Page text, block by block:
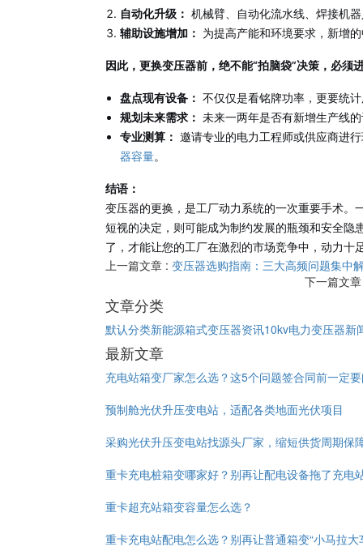
自动化升级： 机械臂、自动化流水线、焊接机
辅助设施增加： 为提高产能和环境要求，新增
因此，更换变压器前，绝不能“拍脑袋”决策，必须
盘点现有设备： 不仅仅是看铭牌功率，更要统
规划未来需求： 未来一两年是否有新增生产线
专业测算： 邀请专业的电力工程师或供应商进
器容量。
结语：
变压器的更换，是工厂动力系统的一次重要手术
短视的决定，则可能成为制约发展的瓶颈和安全隐
了，才能让您的工厂在激烈的市场竞争中，动力十
上一篇文章 : 变压器选购指南：三大高频问题集中
下一篇文
文章分类
默认分类新能源箱式变压器资讯10kv电力变压器新
最新文章
充电站箱变厂家怎么选？这5个问题签合同前一定
预制舱光伏升压变电站，适配各类地面光伏项目
采购光伏升压变电站找源头厂家，缩短供货周期保
重卡充电桩箱变哪家好？别再让配电设备拖了充电
重卡超充站箱变容量怎么选？
重卡充电站配电怎么选？别再让普通箱变“小马拉大